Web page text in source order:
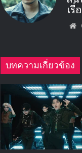
เ
บทความเกี่ยวข้อง